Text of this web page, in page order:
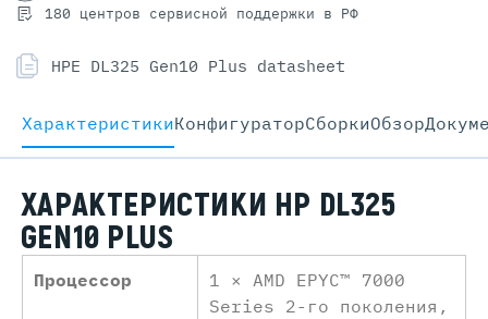
180 центров сервисной поддержки в РФ
HPE DL325 Gen10 Plus datasheet
ХарактеристикиКонфигураторCборкиОбзор
ХАРАКТЕРИСТИКИ HP DL325
GEN10 PLUS
Процессор
1 × AMD EPYC™ 7000
Series 2-го поколения,